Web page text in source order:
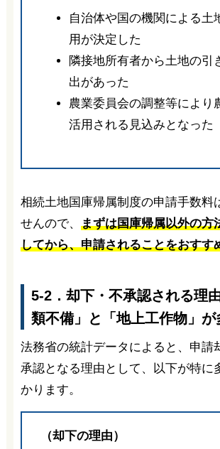
自治体や国の機関による土
用が決定した
隣接地所有者から土地の引
出があった
農業委員会の調整等により
活用される見込みとなった
相続土地国庫帰属制度の申請手数料
せんので、 まずは国庫帰属以外の方
してから、申請されることをおすす
5-2．却下・不承認される理
類不備」と「地上工作物」が
法務省の統計データによると、申請
承認となる理由として、以下が特に
かります。
（却下の理由）